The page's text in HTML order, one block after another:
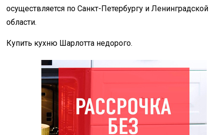
осуществляется по Санкт-Петербургу и Ленинградской
области.
Купить кухню Шарлотта недорого.